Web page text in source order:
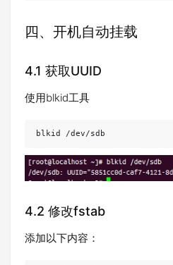
四、开机自动挂载
4.1 获取UUID
使用blkid工具
blkid /dev/sdb
4.2 修改fstab
添加以下内容：